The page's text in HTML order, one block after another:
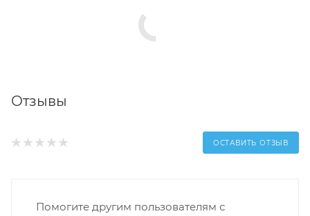
Отзывы
ОСТАВИТЬ ОТЗЫВ
Помогите другим пользователям с